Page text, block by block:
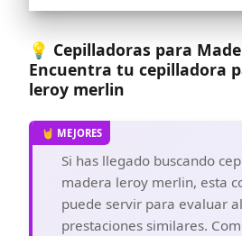
precisión
resultados repetibles.
de madera es ideal
grandes que
consistentes
Compatible con
cepilladora de
eficientemente las
manteniendo su
limpio y minimizando
para un entorno de
💡 Cepilladoras para
Encuentra tu cepilladora
leroy merlin
Si has llegado buscando
madera leroy merlin, esta
puede servir para evaluar
prestaciones similares.